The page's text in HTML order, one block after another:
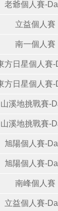
老爺個人賽-
立益個人賽
南一個人賽
方日星個人賽-
方日星個人賽-
山溪地挑戰賽-
山溪地挑戰賽-
旭陽個人賽-
旭陽個人賽-
南峰個人賽
立益個人賽-